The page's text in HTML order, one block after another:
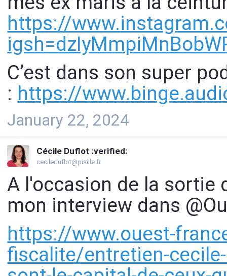
https://www.
C’est dans son super
: https://www.
January 22, 2024
Cécile Duflot :verified:
cecileduflot@piaille.fr
A l'occasion de la sortie
mon interview dans
https://www.ouest-
fiscalite/entretien-